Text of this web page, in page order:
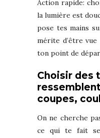
Action rapide:
la lumière est
pose tes mains
mérite d’être vue
ton point de
Choisir des
coupes,
On ne cherche
ce qui te fait